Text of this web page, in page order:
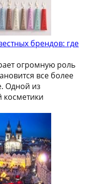
брендов: где
огромную роль
все более
Одной из
косметики